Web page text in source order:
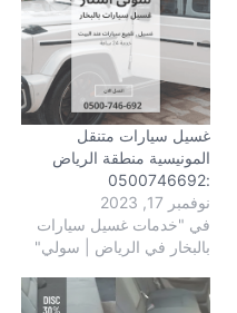
غسيل سيارات متنقل
المونيسية منطقة الرياض
:0500746692
نوفمبر 17, 2023
في "خدمات غسيل سيارات
بالبخار في الرياض | سولي"